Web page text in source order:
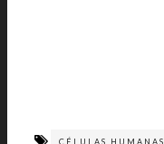
CÉLULAS HUMANAS